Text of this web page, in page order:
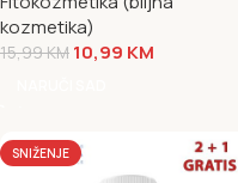
kozmetika)
15,99KM 10,99 KM
SNIŽENJE